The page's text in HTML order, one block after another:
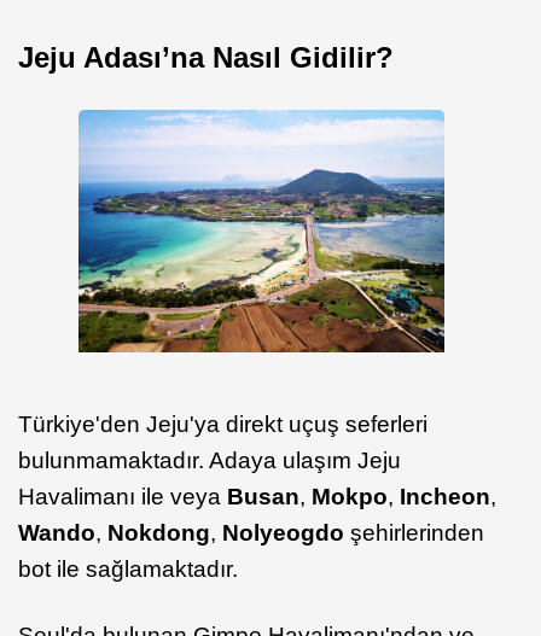
Jeju Adası’na Nasıl Gidilir?
Türkiye'den Jeju'ya direkt uçuş seferleri
bulunmamaktadır. Adaya ulaşım Jeju
Havalimanı ile veya Busan, Mokpo, Incheon,
Wando, Nokdong, Nolyeogdo şehirlerinden
bot ile sağlamaktadır.